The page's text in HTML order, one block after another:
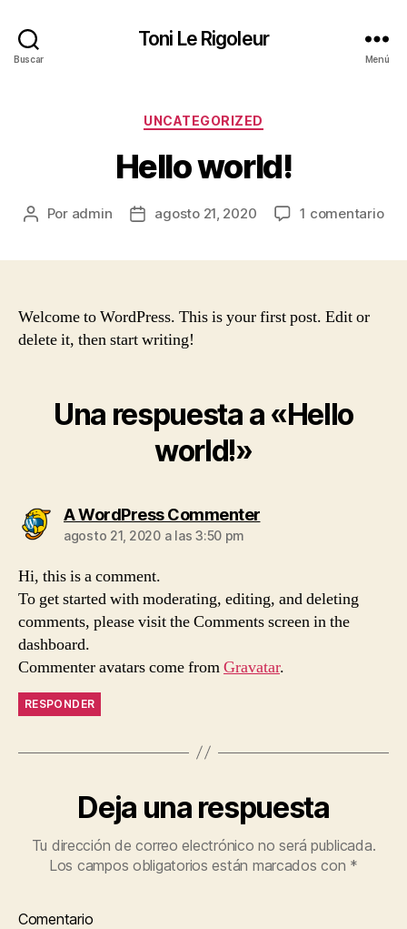
Buscar
Toni Le Rigoleur
Menú
Categorías
UNCATEGORIZED
Hello world!
Autor
Por admin
Fechaagosto 21, 2020 1 comentarioen
Welcome to WordPress. This is your first post. Edit or
delete it, then start writing!
Una respuesta a «Hello
world!»
A WordPress Commenterdice:
agosto 21, 2020 a las 3:50 pm
Hi, this is a comment.
To get started with moderating, editing, and deleting
comments, please visit the Comments screen in the
dashboard.
Commenter avatars come fromGravatar.
RESPONDER
Deja una respuesta
Tu dirección de correo electrónico no será publicada.
Los campos obligatorios están marcados con *
Comentario